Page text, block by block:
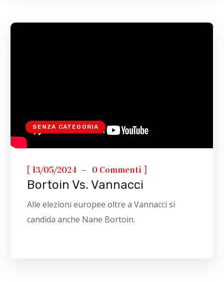
SENZA CATEGORIA
[13/05/2024 0 Commenti ]
Bortoin Vs. Vannacci
Alle elezioni europee oltre a Vannacci si
candida anche Nane Bortoin.